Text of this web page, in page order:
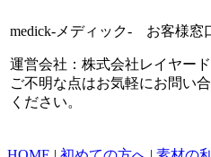
medick-メディック- お客様窓
運営会社：株式会社レイヤード
ご不明な点はお気軽にお問い
ください。